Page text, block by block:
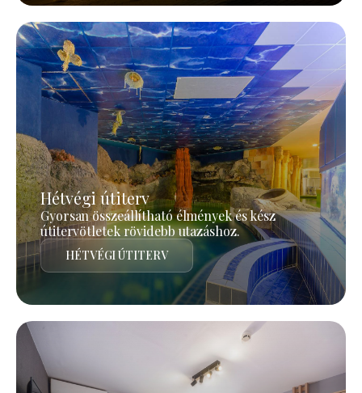
Hétvégi útiterv
Gyorsan összeállítható élmények és kész
útitervötletek rövidebb utazáshoz.
HÉTVÉGI ÚTITERV